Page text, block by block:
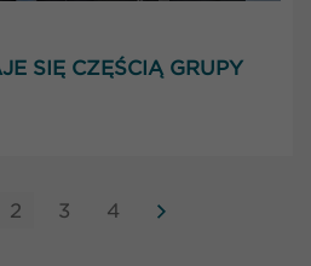
SIĘ CZĘŚCIĄ GRUPY
2 3 4